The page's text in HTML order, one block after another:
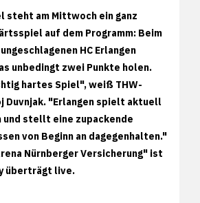
steht am Mittwoch ein ganz
auf dem Programm: Beim
HC Erlangen
unbedingt zwei Punkte holen.
hartes Spiel", weiß THW-
Duvnjak. "Erlangen spielt aktuell
stellt eine zupackende
von Beginn an dagegenhalten."
Nürnberger Versicherung" ist
überträgt live.